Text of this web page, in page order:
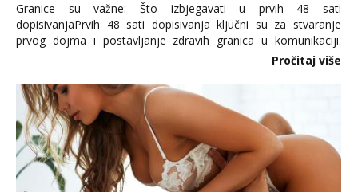
Granice su važne: Što izbjegavati u prvih 48 sati
dopisivanjaPrvih 48 sati dopisivanja ključni su za stvaranje
prvog dojma i postavljanje zdravih granica u komunikaciji.
Važno je izbjeći prebrzo otkrivanje osobnih ili intimnih
informacija, jer nepoznata osoba još nije zaslužila to
povjerenje. Takođe...
Pročitaj više